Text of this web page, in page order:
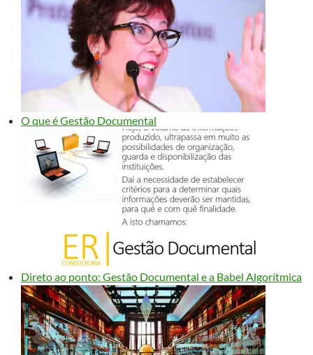
O que é Gestão Documental
Direto ao ponto: Gestão Documental e a Babel Algorítmica